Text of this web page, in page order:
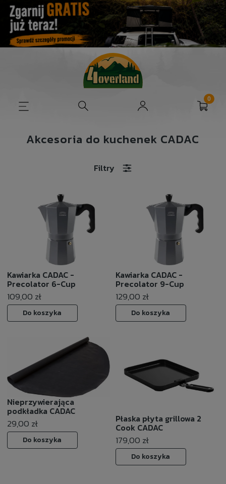
Akcesoria do kuchenek CADAC
Filtry
Kawiarka CADAC -
Precolator 6-Cup
109,00 zł
Do koszyka
Kawiarka CADAC -
Precolator 9-Cup
129,00 zł
Do koszyka
Nieprzywierająca
podkładka CADAC
29,00 zł
Do koszyka
Płaska płyta grillowa 2
Cook CADAC
179,00 zł
Do koszyka